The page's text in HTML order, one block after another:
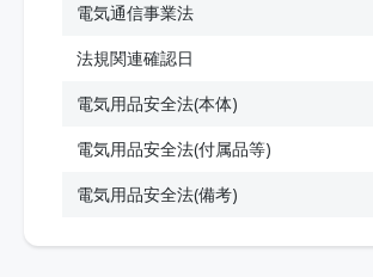
電気通信事業法
法規関連確認日
電気用品安全法(本体)
電気用品安全法(付属品等)
電気用品安全法(備考)